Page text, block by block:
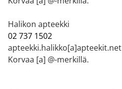
Halikon apteekki
02 737 1502
apteekki.halikko[a]apteekit.net
Korvaa [a] @-merkillä.